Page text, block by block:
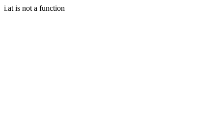
i.at is not a function